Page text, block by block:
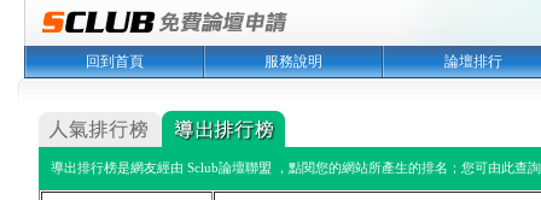
回到首頁 服務說明 論壇排行
導出排行榜是網友經由 Sclub論壇聯盟 ，點閱您的網站所產生的排名；您可由此查